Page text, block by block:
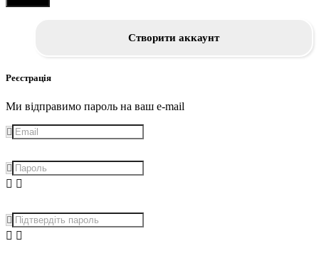
Створити аккаунт
Реєстрація
Ми відправимо пароль на ваш e-mail